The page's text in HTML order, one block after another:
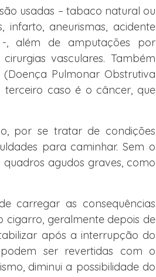
usadas – tabaco natural ou
infarto, aneurismas, acidente
, além de amputações por
vasculares. Também
Pulmonar Obstrutiva
caso é o câncer, que
por se tratar de condições
para caminhar. Sem o
agudos graves, como
carregar as consequências
cigarro, geralmente depois de
após a interrupção do
ser revertidas com o
diminui a possibilidade do